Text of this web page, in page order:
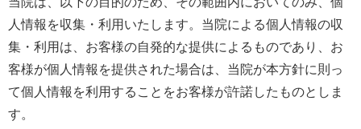
人情報を収集・利用いたします。当院による個人情報の収
集・利用は、お客様の自発的な提供によるものであり、お
客様が個人情報を提供された場合は、当院が本方針に則っ
て個人情報を利用することをお客様が許諾したものとしま
す。